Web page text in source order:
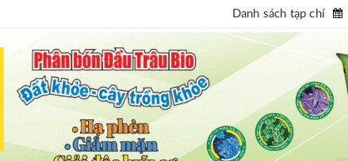
Danh sách tạp chí